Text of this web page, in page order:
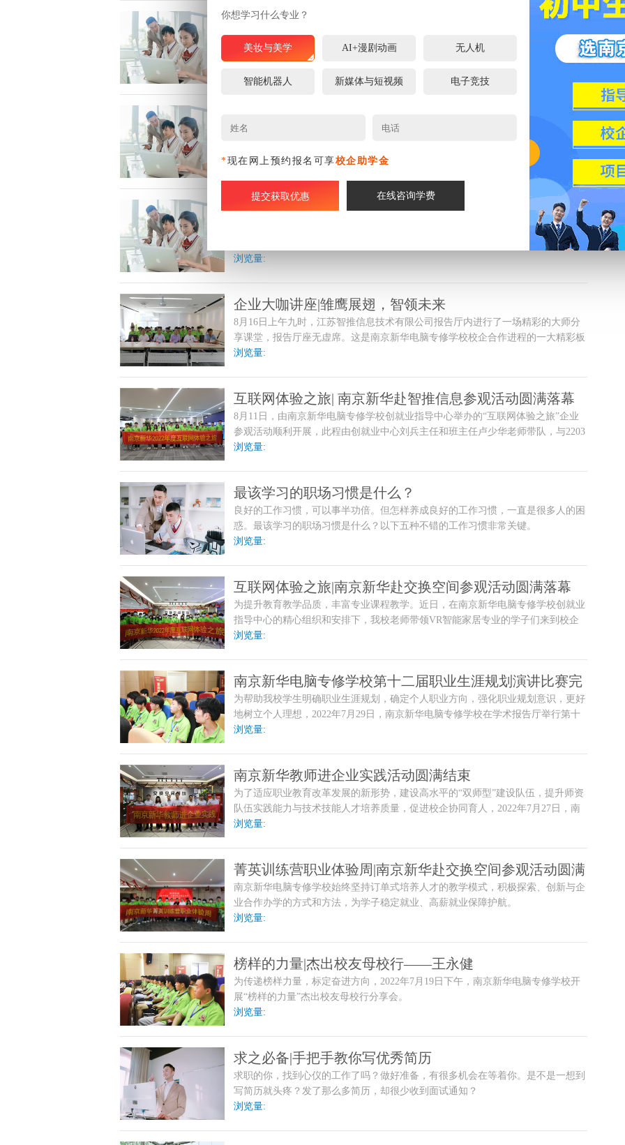
做好职业生涯规划第一步：认识你自己
“认识你自己”是苏格拉底告诫世人的一句醒世箴言，而学校就是我们认识自我最重
要而适宜的阶段。我们不能强求一毕业从事的工作都是自己喜欢且擅长的领域，但
求职面试是每个同学都要去面对的事，最重要的就是向面试官展示最优秀的自己。
浏览量:
“五步法”实用教程，让你的简历更加出彩
一份用心制作的简历，是获得心仪工作面试机会的敲门砖，也是向用人单位展示岗
位匹配度和求职诚意的最好工具。简历如何制作才能出彩，下面就跟着小编一起来
看看吧！
浏览量:
企业大咖讲座|雏鹰展翅，智领未来
8月16日上午九时，江苏智推信息技术有限公司报告厅内进行了一场精彩的大师分
享课堂，报告厅座无虚席。这是南京新华电脑专修学校校企合作进程的一大精彩板
块——“企业大咖讲座”活动，本期活动由南京新华创就业指导中心牵头，带领2203
浏览量:
互联网体验之旅| 南京新华赴智推信息参观活动圆满落幕
8月11日，由南京新华电脑专修学校创就业指导中心举办的“互联网体验之旅”企业
参观活动顺利开展，此程由创就业中心刘兵主任和班主任卢少华老师带队，与2203
班互联网应用专业的南新学子一同前往江苏智推信息技术有限公司进行参观学习。
浏览量:
最该学习的职场习惯是什么？
良好的工作习惯，可以事半功倍。但怎样养成良好的工作习惯，一直是很多人的困
惑。最该学习的职场习惯是什么？以下五种不错的工作习惯非常关键。
浏览量:
互联网体验之旅|南京新华赴交换空间参观活动圆满落幕
为提升教育教学品质，丰富专业课程教学。近日，在南京新华电脑专修学校创就业
指导中心的精心组织和安排下，我校老师带领VR智能家居专业的学子们来到校企
合作单位——北京交换空间装饰有限公司进行参观学习，身临其境感受就业单位的
浏览量:
南京新华电脑专修学校第十二届职业生涯规划演讲比赛完
美收官
为帮助我校学生明确职业生涯规划，确定个人职业方向，强化职业规划意识，更好
地树立个人理想，2022年7月29日，南京新华电脑专修学校在学术报告厅举行第十
二届职业生涯规划演讲大赛。
浏览量:
南京新华教师进企业实践活动圆满结束
为了适应职业教育改革发展的新形势，建设高水平的“双师型”建设队伍，提升师资
队伍实践能力与技术技能人才培养质量，促进校企协同育人，2022年7月27日，南
京新华电脑专修学校组织开展教师进企业活动，安排专业教师深入北京交换空间装
浏览量:
菁英训练营职业体验周|南京新华赴交换空间参观活动圆满
落幕
南京新华电脑专修学校始终坚持订单式培养人才的教学模式，积极探索、创新与企
业合作办学的方式和方法，为学子稳定就业、高薪就业保障护航。
浏览量:
榜样的力量|杰出校友母校行——王永健
为传递榜样力量，标定奋进方向，2022年7月19日下午，南京新华电脑专修学校开
展“榜样的力量”杰出校友母校行分享会。
浏览量:
求之必备|手把手教你写优秀简历​
求职的你，找到心仪的工作了吗？做好准备，有很多机会在等着你。是不是一想到
写简历就头疼？发了那么多简历，却很少收到面试通知？
浏览量:
你想学习什么专业？
美妆与美学 AI+漫剧动画 无人机
智能机器人 新媒体与短视频 电子竞技
*现在网上预约报名可享校企助学金
在线咨询学费